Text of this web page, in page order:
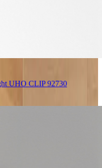
UHO CLIP 92730